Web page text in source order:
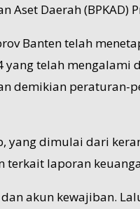
Daerah (BPKAD)
Banten telah
telah
demikian
yang dimulai dari
terkait laporan
akun kewajiban.